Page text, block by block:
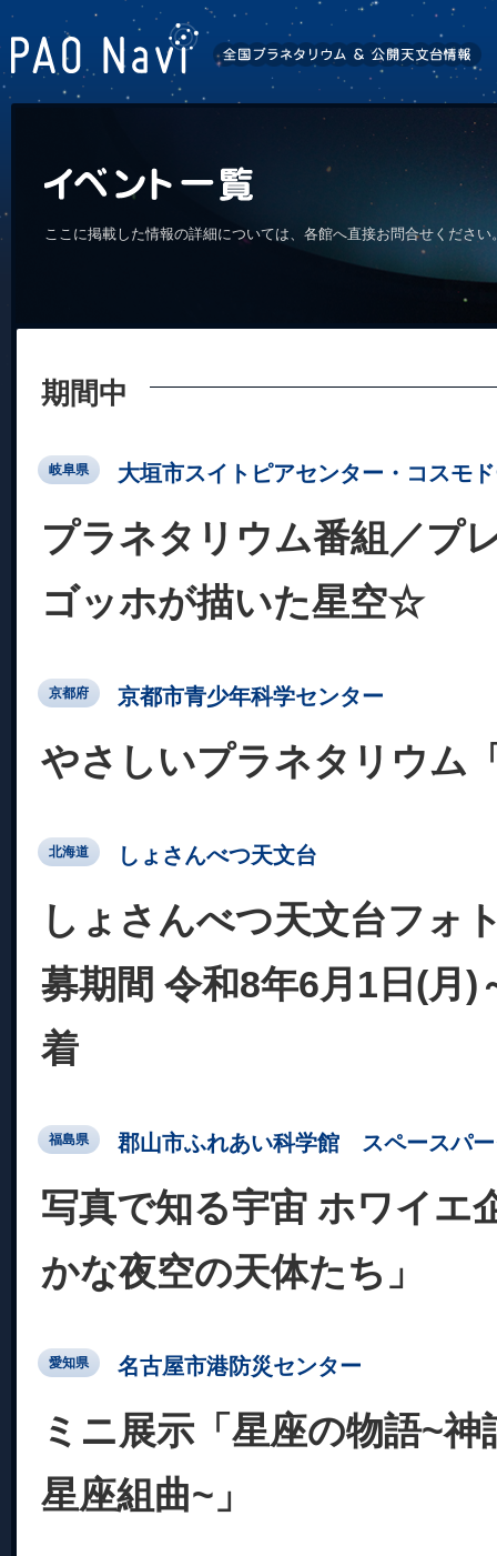
ここに掲載した情報の詳細については、各館へ直接お問合せくださ
期間中
岐阜県 大垣市スイトピアセンター・コスモ
プラネタリウム番組／
ゴッホが描いた星空☆
京都府 京都市青少年科学センター
やさしいプラネタリウム
北海道 しょさんべつ天文台
しょさんべつ天文台フォ
募期間 令和8年6月1日(月)
着
福島県 郡山市ふれあい科学館 スペースパ
写真で知る宇宙 ホワイエ
かな夜空の天体たち」
愛知県 名古屋市港防災センター
ミニ展示「星座の物語~
星座組曲~」